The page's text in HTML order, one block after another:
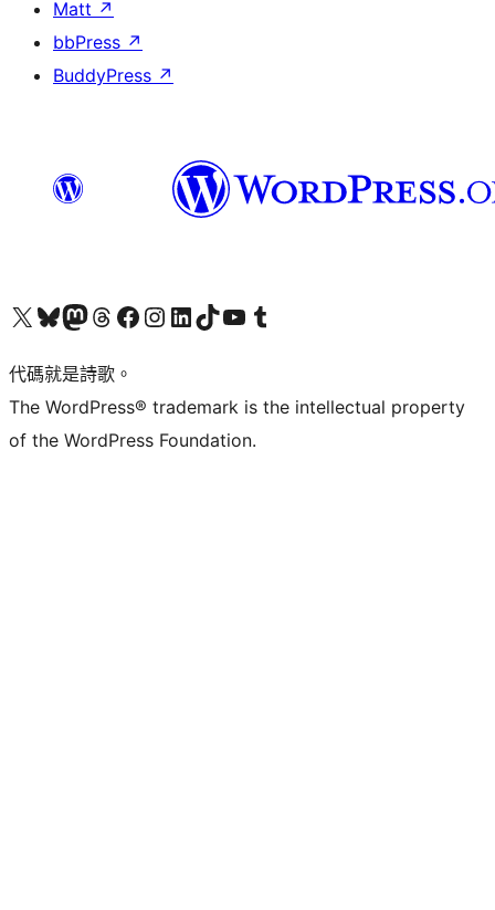
Matt ↗
bbPress ↗
BuddyPress ↗
Visit our X (formerly Twitter) account
Visit our Bluesky account
Visit our Mastodon account
Visit our Threads account
訪問我們的 Facebook 專頁Visit our Instagram account
Visit our LinkedIn account
Visit our TikTok account
Visit our YouTube channel
Visit our Tumblr account
代碼就是詩歌。
The WordPress® trademark is the intellectual property
of the WordPress Foundation.